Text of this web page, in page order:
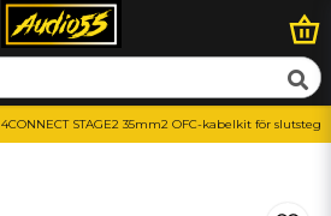
4CONNECT STAGE2 35mm2 OFC-kabelkit för slutsteg